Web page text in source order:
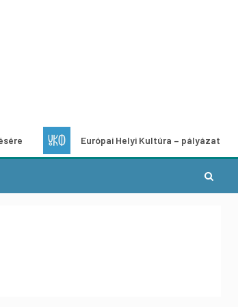
Európai Helyi Kultúra – pályázat helyi